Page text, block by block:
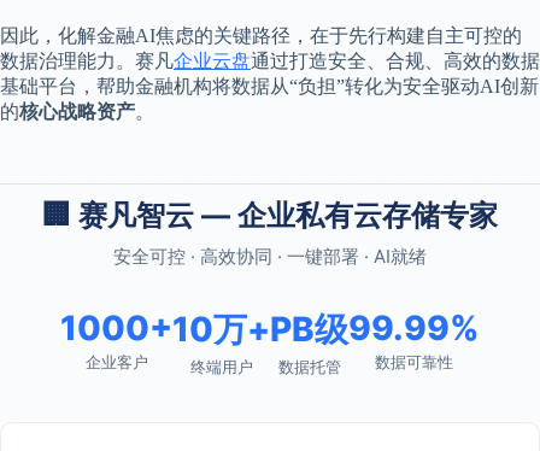
因此，化解金融AI焦虑的关键路径，在于先行构建自主可控的
数据治理能力。赛凡企业云盘通过打造安全、合规、高效的数据
基础平台，帮助金融机构将数据从“负担”转化为安全驱动AI创新
的核心战略资产。
🏢 赛凡智云 — 企业私有云存储专家
安全可控 · 高效协同 · 一键部署 · AI就绪
1000+
企业客户
10万+
终端用户
PB级
数据托管
99.99%
数据可靠性